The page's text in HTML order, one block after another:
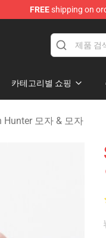
FREEshipping on
Hunter Merchandise
카테고리별 쇼핑
Hunter 모자 & 모자